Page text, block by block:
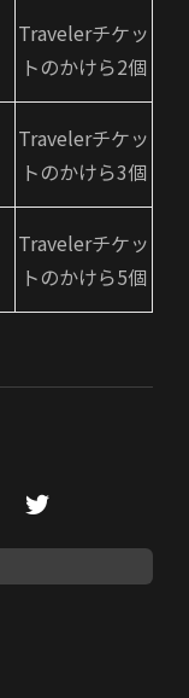
Travelerチケッ
トのかけら2個
Travelerチケッ
トのかけら3個
Travelerチケッ
トのかけら5個